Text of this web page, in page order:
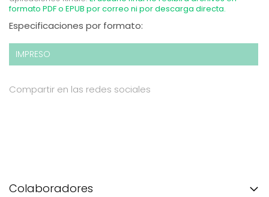
formato PDF o EPUB por correo ni por descarga directa.
Especificaciones por formato:
IMPRESO
Compartir en las redes sociales
Colaboradores